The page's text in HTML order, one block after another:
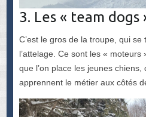
3. Les « team dogs
C’est le gros de la troupe, qui
l’attelage. Ce sont les « moteurs
que l’on place les jeunes chiens,
apprennent le métier aux côtés